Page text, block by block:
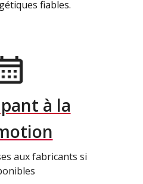
fiables.
à la
aux fabricants si